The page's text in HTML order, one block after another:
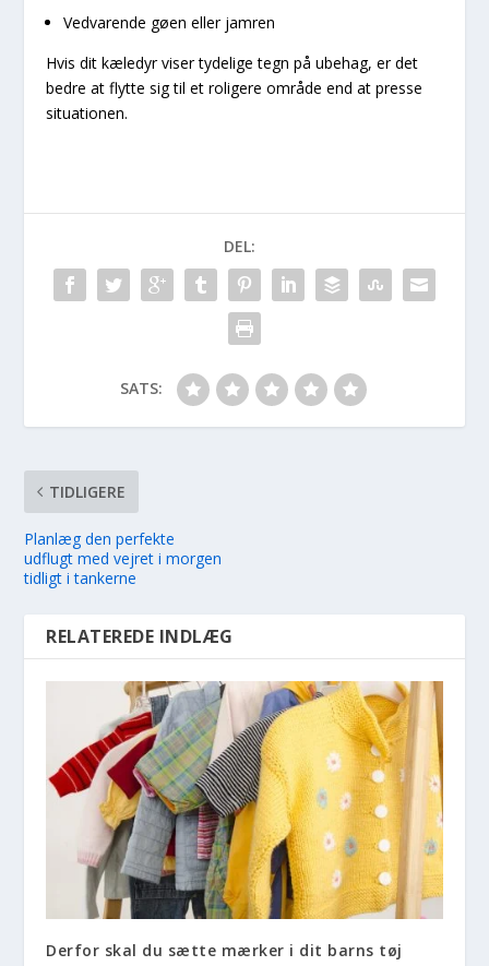
Vedvarende gøen eller jamren
Hvis dit kæledyr viser tydelige tegn på ubehag, er det
bedre at flytte sig til et roligere område end at presse
situationen.
DEL:
SATS:
TIDLIGERE
Planlæg den perfekte
udflugt med vejret i morgen
tidligt i tankerne
RELATEREDE INDLÆG
Derfor skal du sætte mærker i dit barns tøj